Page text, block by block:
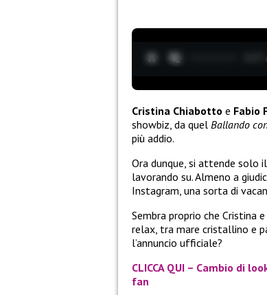
Cristina Chiabotto e Fabio
showbiz, da quel Ballando
più addio.
Ora dunque, si attende solo
lavorando su. Almeno a
Instagram, una sorta di
Sembra proprio che Cristina
relax, tra mare cristallino e
l’annuncio ufficiale?
CLICCA QUI – Cambio di
fan